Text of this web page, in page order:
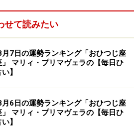
研究家としても活動。1998年か
水、九星、祐気採り（吉方位判
相・姓名判断、家相学などを学
ではなく、「相手の気持ちに寄
多くの読者の心をつかんで離さ
どへの出演や、Webメディア、
活躍中。好きな食べ物は桃と餃
せて読みたい
7日の運勢ランキング「おひつじ座
」 マリィ・プリマヴェラの【毎日ひ
】
6日の運勢ランキング「おひつじ座
」 マリィ・プリマヴェラの【毎日ひ
】